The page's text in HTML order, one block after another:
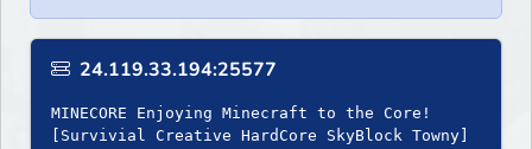
24.119.33.194:25577
MINECORE Enjoying Minecraft to the Core!
[Survivial Creative HardCore SkyBlock Towny]